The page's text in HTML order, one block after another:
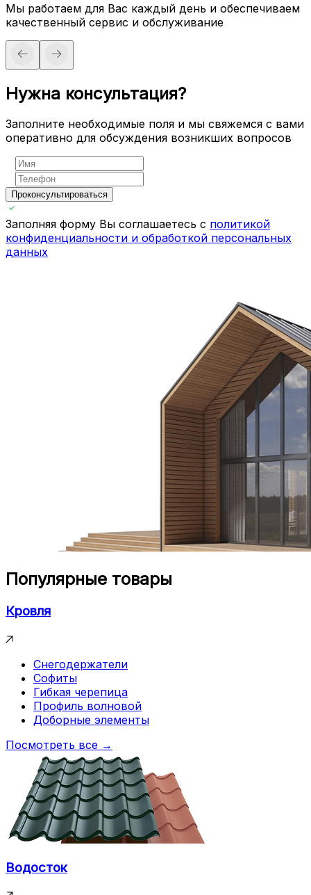
Мы работаем для Вас каждый день и обеспечиваем
качественный сервис и обслуживание
Нужна консультация?
Заполните необходимые поля и мы свяжемся с вами
оперативно для обсуждения возникших вопросов
Проконсультироваться
Заполняя форму Вы соглашаетесь с политикой
конфиденциальности и обработкой персональных
данных
Популярные товары
Кровля
Снегодержатели
Софиты
Гибкая черепица
Профиль волновой
Доборные элементы
Посмотреть все →
Водосток